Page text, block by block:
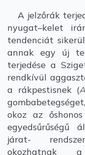
A jelzőrák
nyugat–kelet
tendenciát
annak egy új
terjedése a
rendkívül
a rákpestisnek (
okoz az
egyedsűrűségű
járat-
okozhatnak